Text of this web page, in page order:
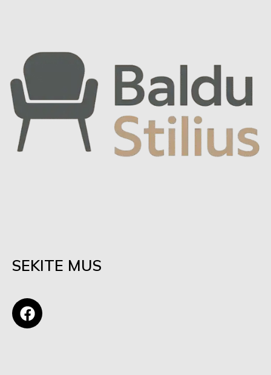
SEKITE MUS